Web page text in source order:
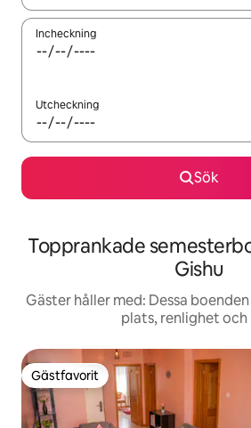
Incheckning
Utcheckning
Sök
Topprankade
Gishu
Gäster håller med: Dessa
plats, renlighet och
Gästfavorit
Gästfavorit